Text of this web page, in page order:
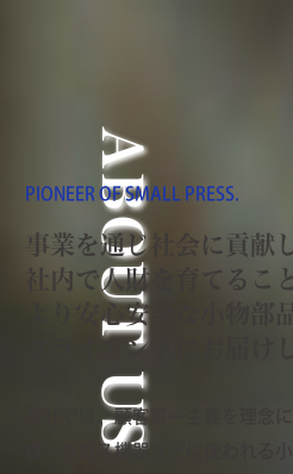
ABOUT US
PIONEER OF SMALL PRESS.
事業を通じ社会に貢献
社内で人財を育てるこ
より安心安全な小物部
クライアントにお届け
弊社では、顧客第一主義を理念
様々なガス機器などに使われる